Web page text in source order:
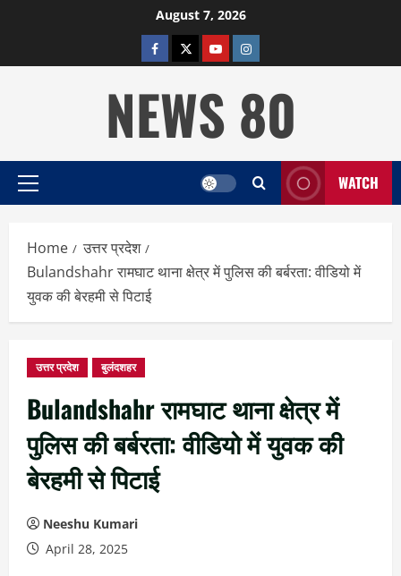
August 7, 2026
facebooktwitterYOUTUBE
instagram
NEWS 80
Primary
WATCH
Home
उत्तर प्रदेश
Bulandshahr रामघाट थाना क्षेत्र में पुलिस की बर्बरता: वीडियो में
युवक की बेरहमी से पिटाई
उत्तर प्रदेश बुलंदशहर
Bulandshahr रामघाट थाना क्षेत्र में
पुलिस की बर्बरता: वीडियो में युवक की
बेरहमी से पिटाई
Neeshu Kumari
April 28, 2025